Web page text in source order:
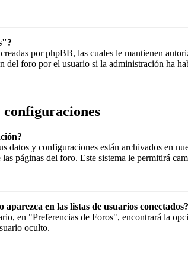
por phpBB, las cuales le mantienen
del foro por el usuario si la administración ha
datos y configuraciones están archivados en
páginas del foro. Este sistema le permitirá
en las listas de usuarios conectados?
en "Preferencias de Foros", encontrará la
oculto.